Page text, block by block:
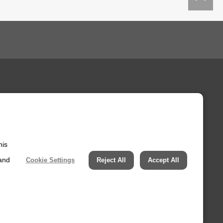
Cookie Settings Reject All Accept All